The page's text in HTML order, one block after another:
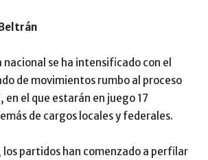
nacional se ha intensificado con el
de movimientos rumbo al proceso
en el que estarán en juego 17
de cargos locales y federales.
partidos han comenzado a perfilar